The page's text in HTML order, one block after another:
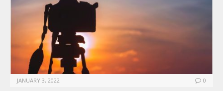
JANUARY 3, 2022 0